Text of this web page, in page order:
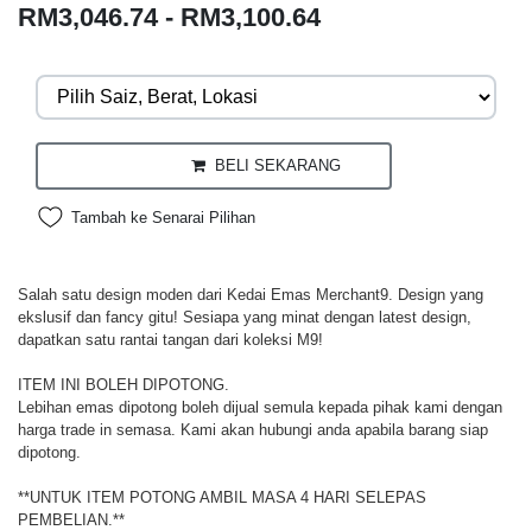
RM3,046.74 - RM3,100.64
BELI SEKARANG
Tambah ke Senarai Pilihan
Salah satu design moden dari Kedai Emas Merchant9. Design yang
ekslusif dan fancy gitu! Sesiapa yang minat dengan latest design,
dapatkan satu rantai tangan dari koleksi M9!
ITEM INI BOLEH DIPOTONG.
Lebihan emas dipotong boleh dijual semula kepada pihak kami dengan
harga trade in semasa. Kami akan hubungi anda apabila barang siap
dipotong.
**UNTUK ITEM POTONG AMBIL MASA 4 HARI SELEPAS
PEMBELIAN.**